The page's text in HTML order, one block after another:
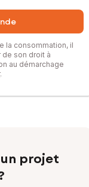
Ferrand sous
la consommation, il
son droit à
au démarchage
.
projet